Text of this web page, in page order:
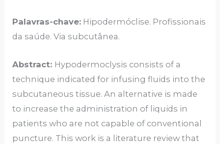
Palavras-chave: Hipodermóclise. Profissionais
da saúde. Via subcutânea.
Abstract: Hypodermoclysis consists of a
technique indicated for infusing fluids into the
subcutaneous tissue. An alternative is made
to increase the administration of liquids in
patients who are not capable of conventional
puncture. This work is a literature review that